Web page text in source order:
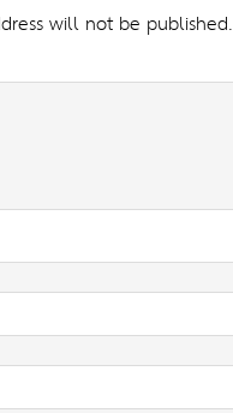
will not be published.